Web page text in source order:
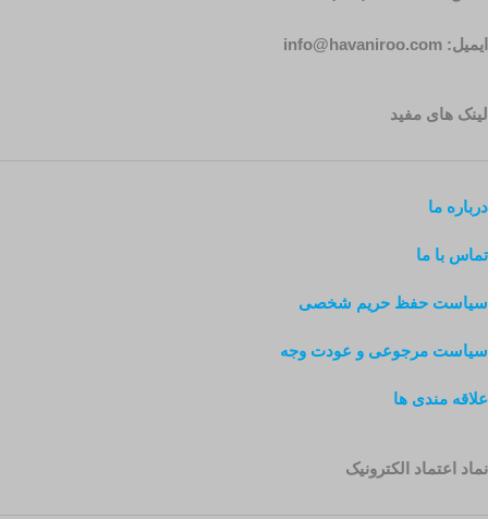
ایمیل: info@havaniroo.com
لینک های مفید
درباره ما
تماس با ما
سیاست حفظ حریم شخصی
سیاست مرجوعی و عودت وجه
علاقه مندی ها
نماد اعتماد الکترونیک